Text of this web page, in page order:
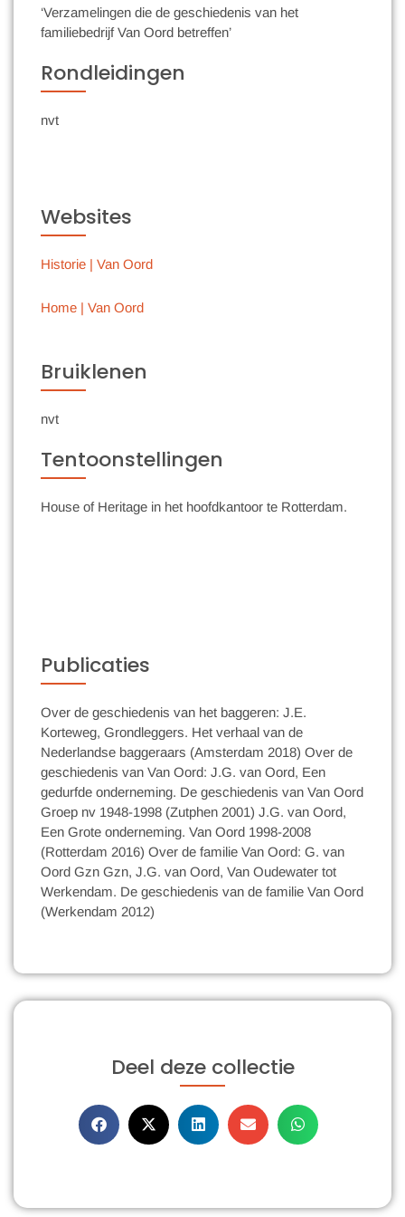
‘Verzamelingen die de geschiedenis van het
familiebedrijf Van Oord betreffen’
Rondleidingen
nvt
Websites
Historie | Van Oord
Home | Van Oord
Bruiklenen
nvt
Tentoonstellingen
House of Heritage in het hoofdkantoor te Rotterdam.
Publicaties
Over de geschiedenis van het baggeren: J.E.
Korteweg, Grondleggers. Het verhaal van de
Nederlandse baggeraars (Amsterdam 2018) Over de
geschiedenis van Van Oord: J.G. van Oord, Een
gedurfde onderneming. De geschiedenis van Van Oord
Groep nv 1948-1998 (Zutphen 2001) J.G. van Oord,
Een Grote onderneming. Van Oord 1998-2008
(Rotterdam 2016) Over de familie Van Oord: G. van
Oord Gzn Gzn, J.G. van Oord, Van Oudewater tot
Werkendam. De geschiedenis van de familie Van Oord
(Werkendam 2012)
Deel deze collectie